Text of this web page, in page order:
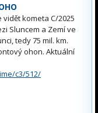
vidět kometa C/2025
Sluncem a Zemí ve
tedy 75 mil. km.
ohon. Aktuální
c3/512/